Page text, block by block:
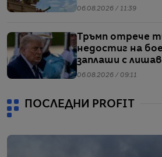
Балтийския
06.08.2026 / 11:39
Тръмп отрече
недостиг на
заплаши с
хората, които
06.08.2026 / 09:11
ПОСЛЕДНИ PROFIT